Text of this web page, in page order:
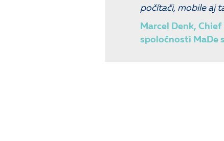
počítači, mobile aj
Marcel Denk,
spoločnosti MaDe